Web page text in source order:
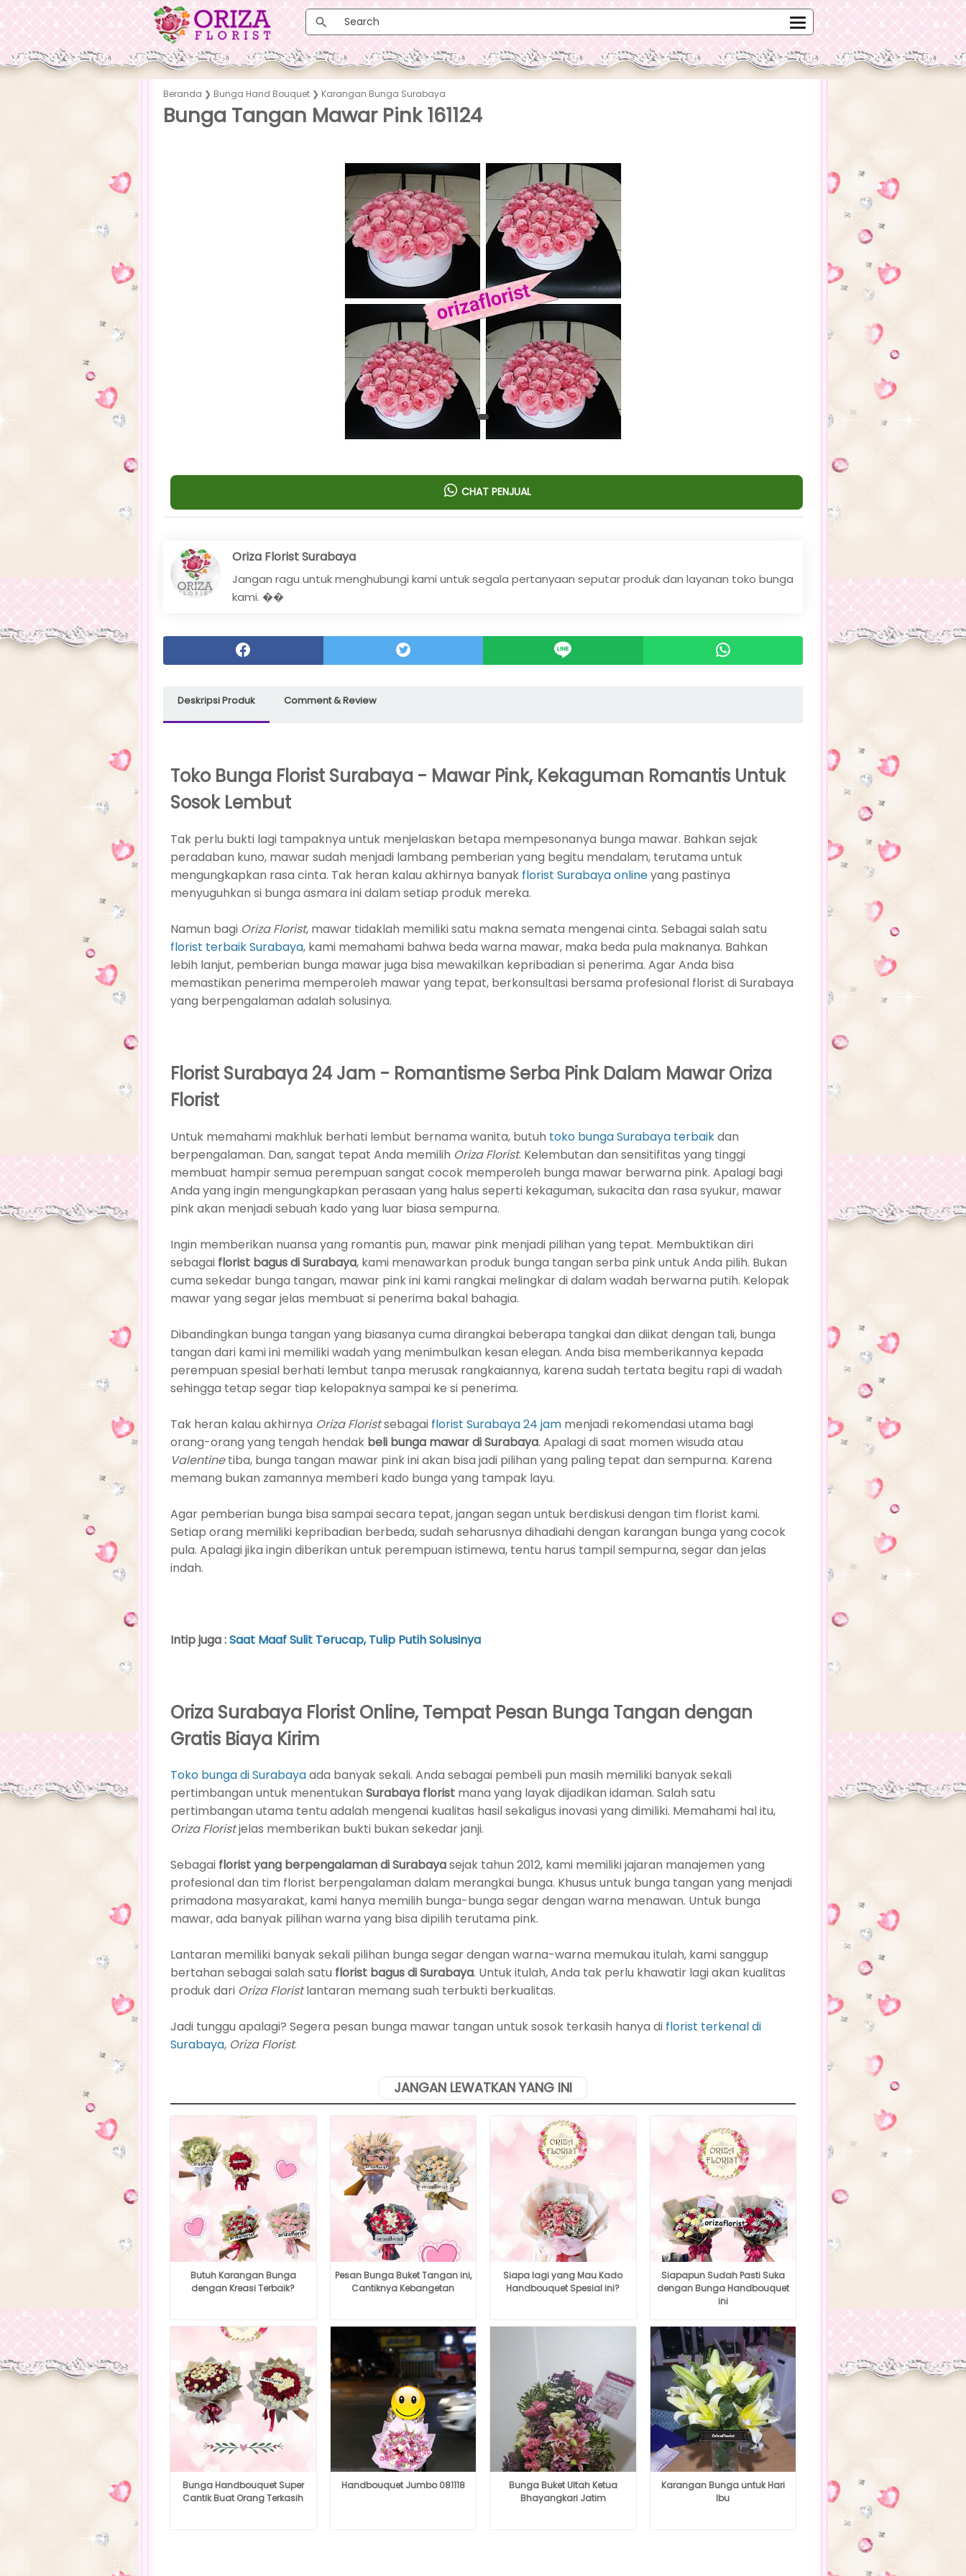
Beranda ❯ Bunga Hand Bouquet ❯ Karangan Bunga Surabaya
Bunga Tangan Mawar Pink 161124
CHAT PENJUAL
Oriza Florist Surabaya
Jangan ragu untuk menghubungi kami untuk segala pertanyaan seputar produk dan layanan toko bunga
kami. ��
Deskripsi Produk Comment & Review
Toko Bunga Florist Surabaya - Mawar Pink, Kekaguman Romantis Untuk
Sosok Lembut
Tak perlu bukti lagi tampaknya untuk menjelaskan betapa mempesonanya bunga mawar. Bahkan sejak
peradaban kuno, mawar sudah menjadi lambang pemberian yang begitu mendalam, terutama untuk
mengungkapkan rasa cinta. Tak heran kalau akhirnya banyak florist Surabaya onlineyang pastinya
menyuguhkan si bunga asmara ini dalam setiap produk mereka.
Namun bagi Oriza Florist, mawar tidaklah memiliki satu makna semata mengenai cinta. Sebagai salah satu
florist terbaik Surabaya, kami memahami bahwa beda warna mawar, maka beda pula maknanya. Bahkan
lebih lanjut, pemberian bunga mawar juga bisa mewakilkan kepribadian si penerima. Agar Anda bisa
memastikan penerima memperoleh mawar yang tepat, berkonsultasi bersama profesional florist di Surabaya
yang berpengalaman adalah solusinya.
Florist Surabaya 24 Jam - Romantisme Serba Pink Dalam Mawar Oriza
Florist
Untuk memahami makhluk berhati lembut bernama wanita, butuh toko bunga Surabaya terbaikdan
berpengalaman. Dan, sangat tepat Anda memilih Oriza Florist. Kelembutan dan sensitifitas yang tinggi
membuat hampir semua perempuan sangat cocok memperoleh bunga mawar berwarna pink. Apalagi bagi
Anda yang ingin mengungkapkan perasaan yang halus seperti kekaguman, sukacita dan rasa syukur, mawar
pink akan menjadi sebuah kado yang luar biasa sempurna.
Ingin memberikan nuansa yang romantis pun, mawar pink menjadi pilihan yang tepat. Membuktikan diri
sebagai florist bagus di Surabaya, kami menawarkan produk bunga tangan serba pink untuk Anda pilih. Bukan
cuma sekedar bunga tangan, mawar pink ini kami rangkai melingkar di dalam wadah berwarna putih. Kelopak
mawar yang segar jelas membuat si penerima bakal bahagia.
Dibandingkan bunga tangan yang biasanya cuma dirangkai beberapa tangkai dan diikat dengan tali, bunga
tangan dari kami ini memiliki wadah yang menimbulkan kesan elegan. Anda bisa memberikannya kepada
perempuan spesial berhati lembut tanpa merusak rangkaiannya, karena sudah tertata begitu rapi di wadah
sehingga tetap segar tiap kelopaknya sampai ke si penerima.
Tak heran kalau akhirnya Oriza Floristsebagai florist Surabaya 24 jam menjadi rekomendasi utama bagi
orang-orang yang tengah hendak beli bunga mawar di Surabaya. Apalagi di saat momen wisuda atau
Valentinetiba, bunga tangan mawar pink ini akan bisa jadi pilihan yang paling tepat dan sempurna. Karena
memang bukan zamannya memberi kado bunga yang tampak layu.
Agar pemberian bunga bisa sampai secara tepat, jangan segan untuk berdiskusi dengan tim florist kami.
Setiap orang memiliki kepribadian berbeda, sudah seharusnya dihadiahi dengan karangan bunga yang cocok
pula. Apalagi jika ingin diberikan untuk perempuan istimewa, tentu harus tampil sempurna, segar dan jelas
indah.
Intip juga :Saat Maaf Sulit Terucap, Tulip Putih Solusinya
Oriza Surabaya Florist Online, Tempat Pesan Bunga Tangan dengan
Gratis Biaya Kirim
Toko bunga di Surabayaada banyak sekali. Anda sebagai pembeli pun masih memiliki banyak sekali
pertimbangan untuk menentukan Surabaya florist mana yang layak dijadikan idaman. Salah satu
pertimbangan utama tentu adalah mengenai kualitas hasil sekaligus inovasi yang dimiliki. Memahami hal itu,
Oriza Floristjelas memberikan bukti bukan sekedar janji.
Sebagai florist yang berpengalaman di Surabayasejak tahun 2012, kami memiliki jajaran manajemen yang
profesional dan tim florist berpengalaman dalam merangkai bunga. Khusus untuk bunga tangan yang menjadi
primadona masyarakat, kami hanya memilih bunga-bunga segar dengan warna menawan. Untuk bunga
mawar, ada banyak pilihan warna yang bisa dipilih terutama pink.
Lantaran memiliki banyak sekali pilihan bunga segar dengan warna-warna memukau itulah, kami sanggup
bertahan sebagai salah satu florist bagus di Surabaya. Untuk itulah, Anda tak perlu khawatir lagi akan kualitas
produk dari Oriza Floristlantaran memang suah terbukti berkualitas.
Jadi tunggu apalagi? Segera pesan bunga mawar tangan untuk sosok terkasih hanya di florist terkenal di
Surabaya, Oriza Florist.
JANGAN LEWATKAN YANG INI
Butuh Karangan Bunga
dengan Kreasi Terbaik?
Pesan Bunga Buket Tangan ini,
Cantiknya Kebangetan
Siapa lagi yang Mau Kado
Handbouquet Spesial ini?
Siapapun Sudah Pasti Suka
dengan Bunga Handbouquet
ini
Bunga Handbouquet Super
Cantik Buat Orang Terkasih
Handbouquet Jumbo 081118
Bunga Buket Ultah Ketua
Bhayangkari Jatim
Karangan Bunga untuk Hari
Ibu